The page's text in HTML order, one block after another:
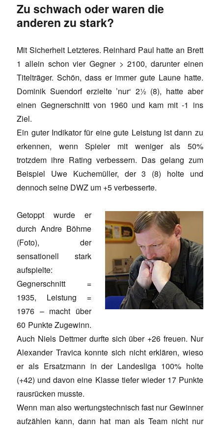
Zu schwach oder waren die
anderen zu stark?
Mit Sicherheit Letzteres. Reinhard Paul hatte an Brett
1 allein schon vier Gegner > 2100, darunter einen
Titelträger. Schön, dass er immer gute Laune hatte.
Dominik Suendorf erzielte ’nur‘ 2½ (8), hatte aber
einen Gegnerschnitt von 1960 und kam mit -1 ins
Ziel.
Ein guter Indikator für eine gute Leistung ist dann zu
erkennen, wenn Spieler mit weniger als 50%
trotzdem ihre Rating verbessern. Das gelang zum
Beispiel Uwe Kuchemüller, der 3 (8) holte und
dennoch seine DWZ um +5 verbesserte.
Getoppt wurde er
durch Andre Böhme
(Foto), der
sensationell stark
aufspielte:
Gegnerschnitt =
1935, Leistung =
1976 – macht über
60 Punkte Zugewinn.
Auch Niels Dettmer durfte sich über +26 freuen. Nur
Alexander Travica konnte sich nicht erklären, wieso
er als Ersatzmann in der Landesliga 100% holte
(+42) und davon eine Klasse tiefer wieder 17 Punkte
rausrücken musste.
Wenn man also wertungstechnisch fast nur Gewinner
aufzählen kann, dann hat man als Team nicht nur